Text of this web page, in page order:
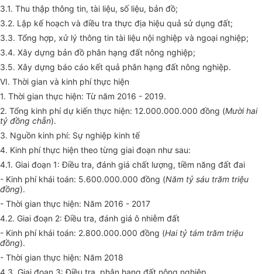
3.1. Thu thập thông tin, tài liệu, số liệu, bản đồ;
3.2. Lập kế hoạch và điều tra thực địa hiệu quả sử dụng đất;
3.3. Tổng hợp, xử lý thông tin tài liệu nội nghiệp và ngoại nghiệp;
3.4. Xây dựng bản đồ phân hạng đất nông nghiệp;
3.5. Xây dựng báo cáo kết quả phân hạng đất nông nghiệp.
VI. Thời gian và kinh phí thực hiện
1. Thời gian thực hiện: Từ năm 2016 - 2019.
2. Tổng kinh phí dự kiến thực hiện: 12.000.000.000 đồng (Mười hai
tỷ đồng chẵn).
3. Nguồn kinh phí: Sự nghiệp kinh tế
4. Kinh phí thực hiện theo từng giai đoạn như sau:
4.1. Giai đoạn 1: Điều tra, đánh giá chất lượng, tiềm năng đất đai
- Kinh phí khái toán: 5.600.000.000 đồng (Năm tỷ sáu trăm triệu
đồng).
- Thời gian thực hiện: Năm 2016 - 2017
4.2. Giai đoạn 2: Điều tra, đánh giá ô nhiễm đất
- Kinh phí khái toán: 2.800.000.000 đồng (Hai tỷ tám trăm triệu
đồng).
- Thời gian thực hiện: Năm 2018
4.3. Giai đoạn 3: Điều tra, phân hạng đất nông nghiệp